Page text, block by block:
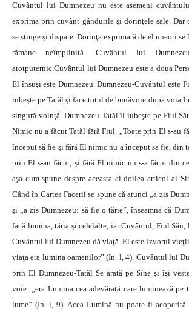
Cuvântul lui Dumnezeu nu este asemeni
exprimă prin cuvânt gândurile şi dorinţele sale. Dar
se stinge şi dispare. Dorinţa exprimată de el uneori se
rămâne neîmplinită. Cuvântul lui
atotputernic.Cuvântul lui Dumnezeu este a doua
El însuşi este Dumnezeu. Dumnezeu-Cuvântul este
iubeşte pe Tatăl şi face totul de bunăvoie după voia
singură voinţă. Dumnezeu-Tatăl îl iubeşte pe Fiul
Nimic nu a făcut Tatăl fără Fiul. „Toate prin El s-au
început să fie şi fără El nimic nu a început să fie, din
prin El s-au făcut; şi fără El nimic nu s-a făcut din
aşa cum spune despre aceasta al doilea articol al
Când în Cartea Facerii se spune că atunci „a zis
şi „a zis Dumnezeu: să fie o tărie”, înseamnă că
facă lumina, tăria şi celelalte, iar Cuvântul, Fiul Său,
Cuvântul lui Dumnezeu dă viaţă. El este Izvorul
viaţa era lumina oamenilor” (In. l, 4). Cuvântul lui
prin El Dumnezeu-Tatăl Se arată pe Sine şi îşi
voie: „era Lumina cea adevărată care luminează
lume” (In. l, 9). Acea Lumină nu poate fi